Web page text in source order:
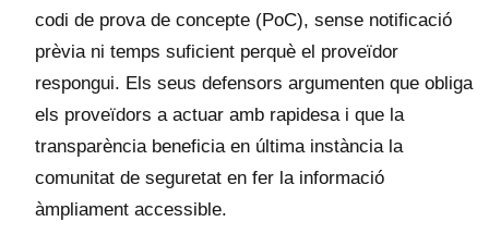
codi de prova de concepte (PoC), sense notificació
prèvia ni temps suficient perquè el proveïdor
respongui. Els seus defensors argumenten que obliga
els proveïdors a actuar amb rapidesa i que la
transparència beneficia en última instància la
comunitat de seguretat en fer la informació
àmpliament accessible.